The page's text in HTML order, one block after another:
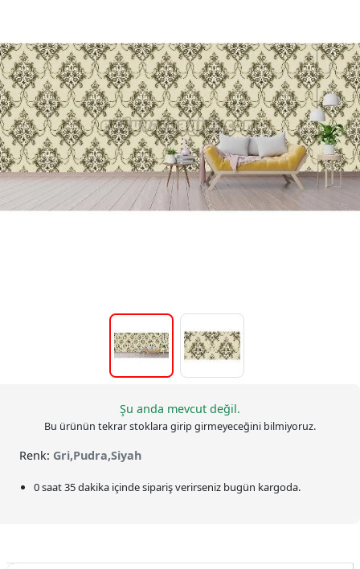
Şu anda mevcut değil.
Bu ürünün tekrar stoklara girip girmeyeceğini bilmiyoruz.
Renk: Gri,Pudra,Siyah
0 saat 35 dakika içinde sipariş verirseniz bugün kargoda.